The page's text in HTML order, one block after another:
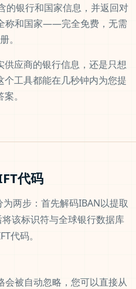
的银行和国家信息，并返回对
称和国家——完全免费，无需
。
应商的银行信息，还是只想
工具都能在几秒钟内为您提
。
代码
两步：首先解码IBAN以提取
该标识符与全球银行数据库
代码。
被自动忽略，您可以直接从